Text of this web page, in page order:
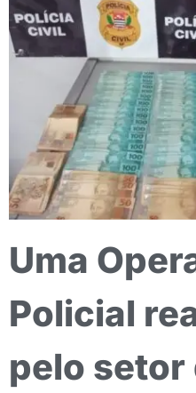
Uma
Policial
pelo setor